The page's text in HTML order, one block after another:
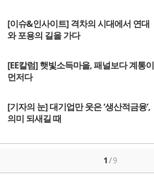
[이슈&인사이트] 격차의 시대에서 연대
와 포용의 길을 가다
[EE칼럼] 햇빛소득마을, 패널보다 계통이
먼저다
[기자의 눈] 대기업만 웃은 ‘생산적금융’,
의미 되새길 때
1/9